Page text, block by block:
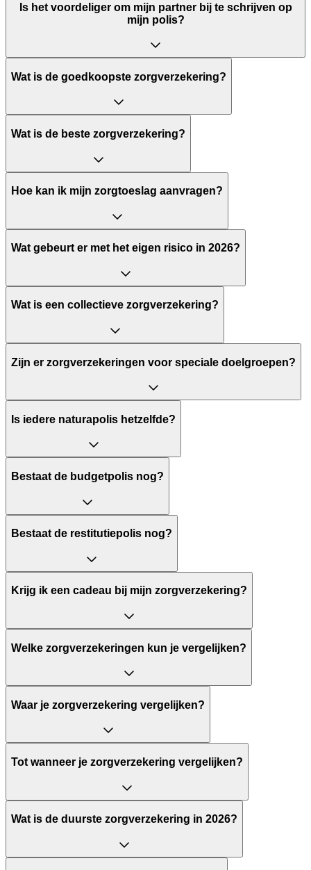
Is het voordeliger om mijn partner bij te schrijven op
mijn polis?
Wat is de goedkoopste zorgverzekering?
Wat is de beste zorgverzekering?
Hoe kan ik mijn zorgtoeslag aanvragen?
Wat gebeurt er met het eigen risico in 2026?
Wat is een collectieve zorgverzekering?
Zijn er zorgverzekeringen voor speciale doelgroepen?
Is iedere naturapolis hetzelfde?
Bestaat de budgetpolis nog?
Bestaat de restitutiepolis nog?
Krijg ik een cadeau bij mijn zorgverzekering?
Welke zorgverzekeringen kun je vergelijken?
Waar je zorgverzekering vergelijken?
Tot wanneer je zorgverzekering vergelijken?
Wat is de duurste zorgverzekering in 2026?